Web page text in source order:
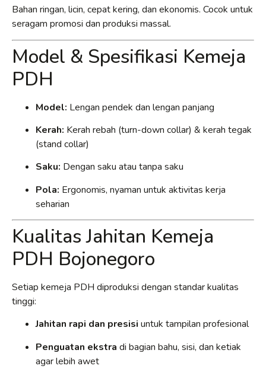
Bahan ringan, licin, cepat kering, dan ekonomis. Cocok untuk
seragam promosi dan produksi massal.
Model & Spesifikasi Kemeja
PDH
Model: Lengan pendek dan lengan panjang
Kerah: Kerah rebah (turn-down collar) & kerah tegak
(stand collar)
Saku: Dengan saku atau tanpa saku
Pola: Ergonomis, nyaman untuk aktivitas kerja
seharian
Kualitas Jahitan Kemeja
PDH Bojonegoro
Setiap kemeja PDH diproduksi dengan standar kualitas
tinggi:
Jahitan rapi dan presisi untuk tampilan profesional
Penguatan ekstra di bagian bahu, sisi, dan ketiak
agar lebih awet